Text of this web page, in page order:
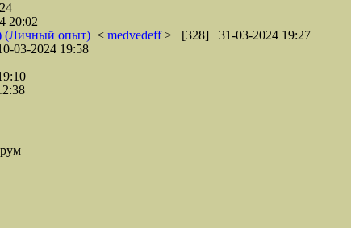
20:02
) (Личный опыт) < medvedeff> [328] 31-03-2024 19:27
03-2024 19:58